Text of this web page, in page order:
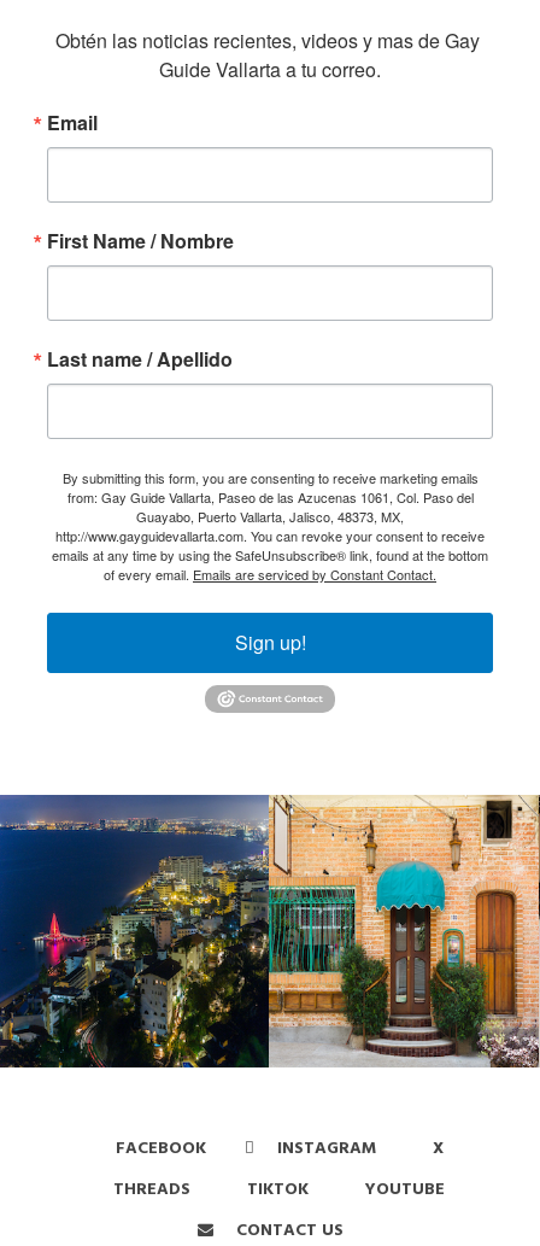
Obtén las noticias recientes, videos y mas de Gay
Guide Vallarta a tu correo.
Email
First Name / Nombre
Last name / Apellido
By submitting this form, you are consenting to receive marketing emails
from: Gay Guide Vallarta, Paseo de las Azucenas 1061, Col. Paso del
Guayabo, Puerto Vallarta, Jalisco, 48373, MX,
http://www.gayguidevallarta.com. You can revoke your consent to receive
emails at any time by using the SafeUnsubscribe® link, found at the bottom
of every email. Emails are serviced by Constant Contact.
Sign up!
FACEBOOK INSTAGRAM
X
THREADS
TIKTOK
YOUTUBE
CONTACT US